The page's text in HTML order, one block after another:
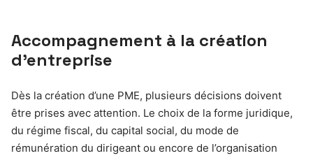
Accompagnement à la création
d’entreprise
Dès la création d’une PME, plusieurs décisions doivent
être prises avec attention. Le choix de la forme juridique,
du régime fiscal, du capital social, du mode de
rémunération du dirigeant ou encore de l’organisation